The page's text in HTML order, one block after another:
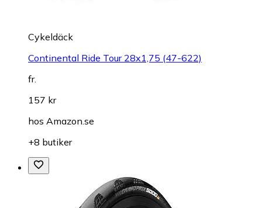
Cykeldäck
Continental Ride Tour 28x1,75 (47-622)
fr.
157 kr
hos Amazon.se
+8 butiker